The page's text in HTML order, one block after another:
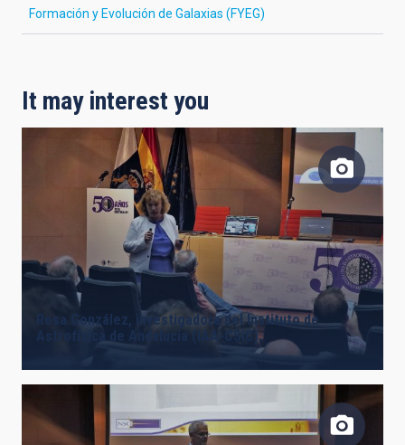
Formación y Evolución de Galaxias (FYEG)
It may interest you
Rosa González, investigadora del Instituto de
Astrofísica de Andalucía (IAA-CSIC).